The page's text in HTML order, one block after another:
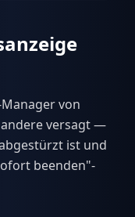
von
andere versagt —
ist und
beenden"-